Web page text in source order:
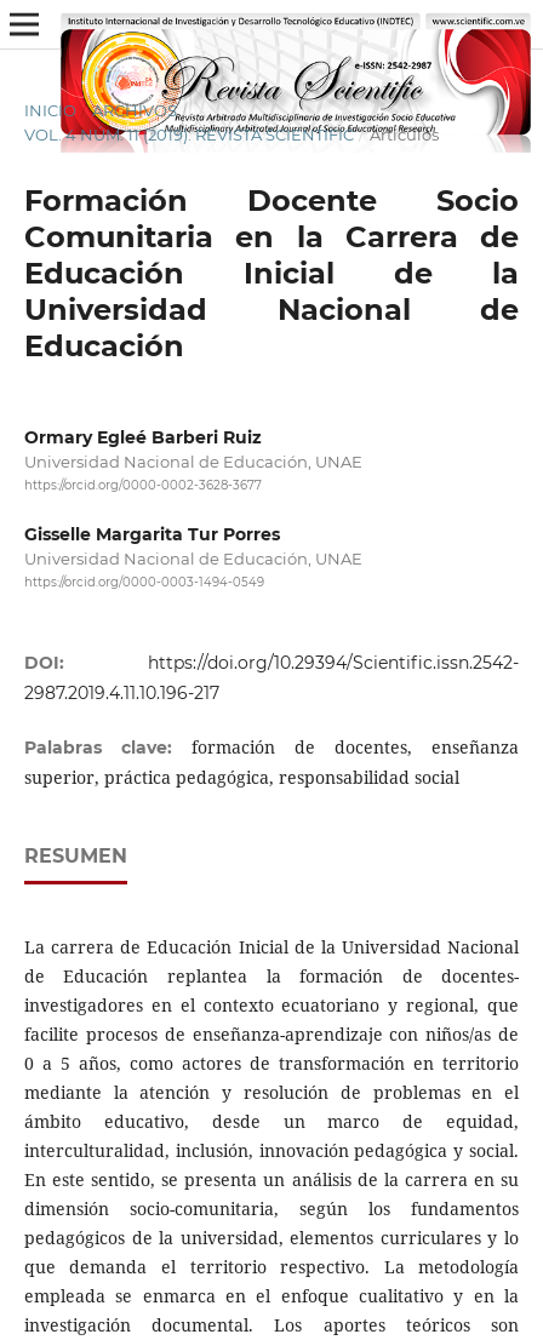
INICIO / ARCHIVOS /
VOL. 4 NÚM. 11 (2019): REVISTA SCIENTIFIC / Artículos
Formación Docente Socio
Comunitaria en la Carrera de
Educación Inicial de la
Universidad Nacional de
Educación
Ormary Egleé Barberi Ruiz
Universidad Nacional de Educación, UNAE
https://orcid.org/0000-0002-3628-3677
Gisselle Margarita Tur Porres
Universidad Nacional de Educación, UNAE
https://orcid.org/0000-0003-1494-0549
DOI: https://doi.org/10.29394/Scientific.issn.2542-
2987.2019.4.11.10.196-217
Palabras clave: formación de docentes, enseñanza
superior, práctica pedagógica, responsabilidad social
RESUMEN
La carrera de Educación Inicial de la Universidad Nacional
de Educación replantea la formación de docentes-
investigadores en el contexto ecuatoriano y regional, que
facilite procesos de enseñanza-aprendizaje con niños/as de
0 a 5 años, como actores de transformación en territorio
mediante la atención y resolución de problemas en el
ámbito educativo, desde un marco de equidad,
interculturalidad, inclusión, innovación pedagógica y social.
En este sentido, se presenta un análisis de la carrera en su
dimensión socio-comunitaria, según los fundamentos
pedagógicos de la universidad, elementos curriculares y lo
que demanda el territorio respectivo. La metodología
empleada se enmarca en el enfoque cualitativo y en la
investigación documental. Los aportes teóricos son